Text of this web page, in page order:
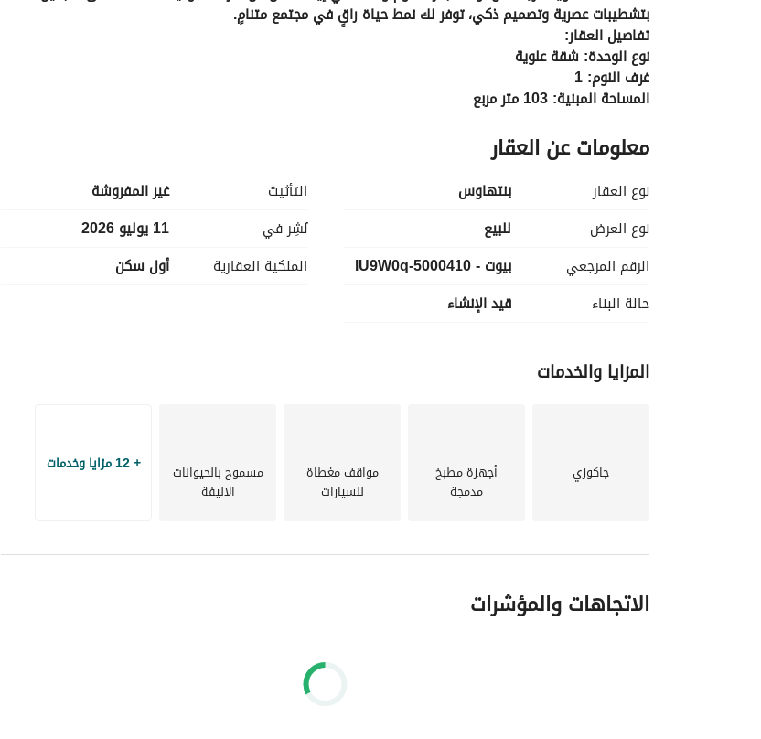
بتشطيبات عصرية وتصميم ذكي، توفر لك نمط حياة راقٍ في مجتمع متنامٍ.
تفاصيل العقار:
نوع الوحدة: شقة علوية
غرف النوم: 1
المساحة المبنية: 103 متر مربع
التشطيب: تشطيب كامل مع مكيفات هواء
خطة الدفع:
الدفعة الأولى: 675,000 جنيه مصري
أقساط تصل إلى 9 سنوات
للمعاينة، اتصل على عرض معلومات الاتصال
الميزات الرئيسية:
تشطيب كامل مع مكيفات هواء
معلومات عن العقار
نوع العقار
بنتهاوس
نوع العرض
للبيع
الرقم المرجعي
بيوت - 5000410-lU9W0q
حالة البناء
قيد الإنشاء
التأثيث
غير المفروشة
نُشِر في
11 يوليو 2026
الملكية العقارية
أول سكن
المزايا والخدمات
جاكوزي أجهزة مطبخ
مدمجة
مواقف مغطاة
للسيارات
مسموح بالحيوانات
الاليفة
+ 12 مزايا وخدمات
الاتجاهات والمؤشرات